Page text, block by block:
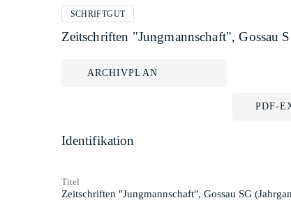
SCHRIFTGUT
Zeitschriften "Jungmannschaft", Gossau
ARCHIVPLAN
PDF-
Identifikation
Titel
Zeitschriften "Jungmannschaft", Gossau SG